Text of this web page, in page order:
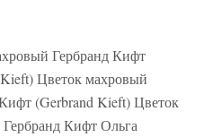
Гербранд Кифт
Цветок махровый
(Gerbrand Kieft) Цветок
Кифт Ольга